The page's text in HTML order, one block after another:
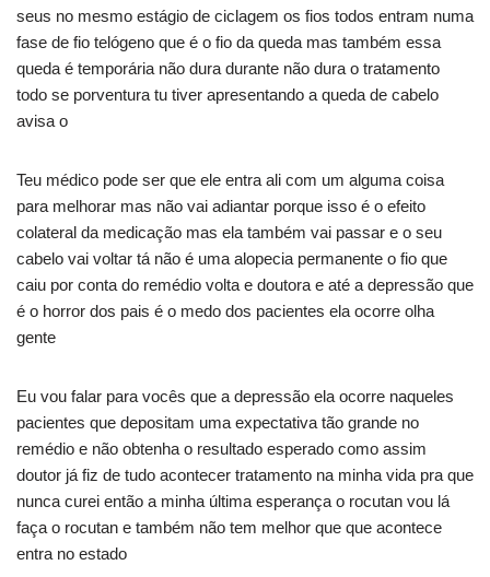
seus no mesmo estágio de ciclagem os fios todos entram numa
fase de fio telógeno que é o fio da queda mas também essa
queda é temporária não dura durante não dura o tratamento
todo se porventura tu tiver apresentando a queda de cabelo
avisa o
Teu médico pode ser que ele entra ali com um alguma coisa
para melhorar mas não vai adiantar porque isso é o efeito
colateral da medicação mas ela também vai passar e o seu
cabelo vai voltar tá não é uma alopecia permanente o fio que
caiu por conta do remédio volta e doutora e até a depressão que
é o horror dos pais é o medo dos pacientes ela ocorre olha
gente
Eu vou falar para vocês que a depressão ela ocorre naqueles
pacientes que depositam uma expectativa tão grande no
remédio e não obtenha o resultado esperado como assim
doutor já fiz de tudo acontecer tratamento na minha vida pra que
nunca curei então a minha última esperança o rocutan vou lá
faça o rocutan e também não tem melhor que que acontece
entra no estado